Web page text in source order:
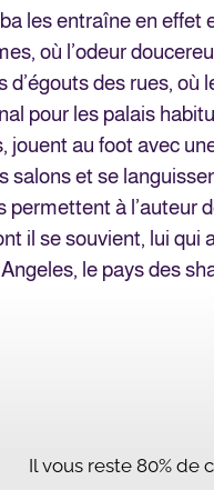
les entraîne en effet
où l’odeur
d’égouts des rues, où
pour les palais
jouent au foot avec
salons et se
permettent à l’auteur
il se souvient, lui
le pays des
Il vous reste 80% de